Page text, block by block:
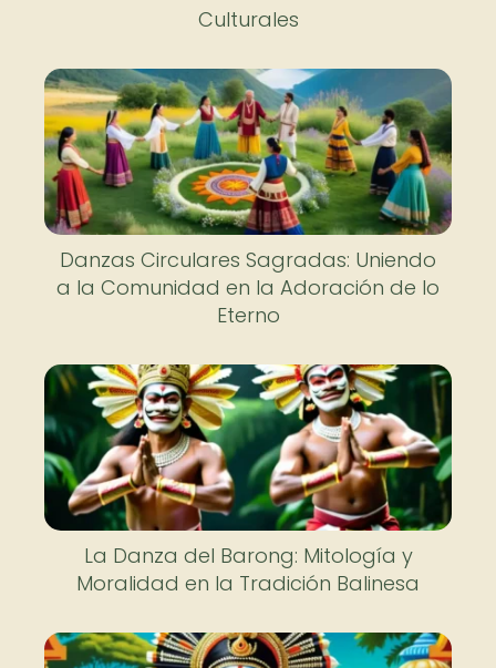
Culturales
Danzas Circulares Sagradas: Uniendo
a la Comunidad en la Adoración de lo
Eterno
La Danza del Barong: Mitología y
Moralidad en la Tradición Balinesa